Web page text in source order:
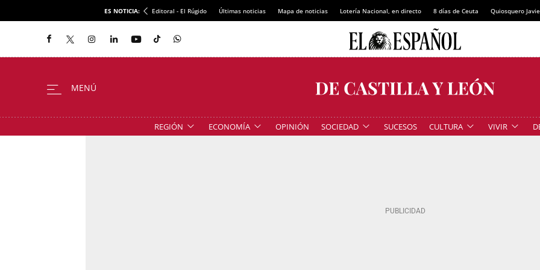
ES NOTICIA: Editoral - El Rúgido Últimas noticias Mapa de noticias Lotería Nacional, en directo 8 días de Ceuta Quiosquero
REGIÓN ECONOMÍA OPINIÓN SOCIEDAD SUCESOS CULTURA VIVIR